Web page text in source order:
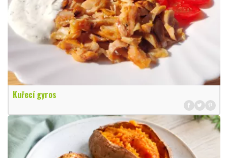
Kuřecí gyros